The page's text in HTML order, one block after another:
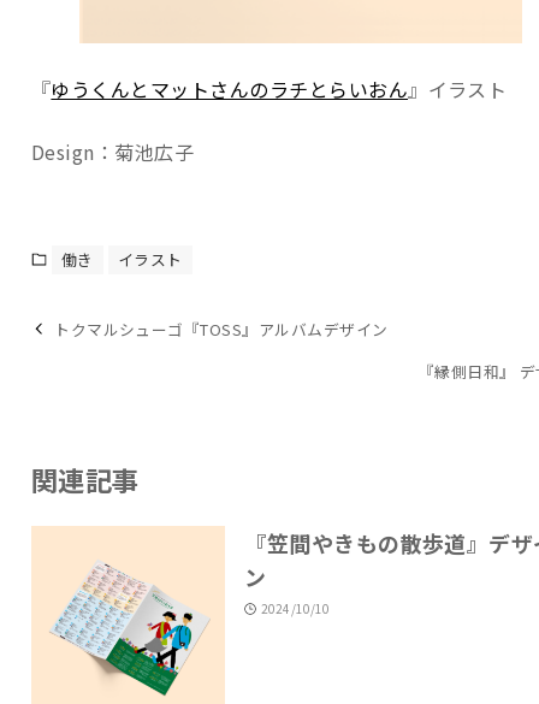
『ゆうくんとマットさんのラチとらいおん』イラスト
Design：菊池広子
働き イラスト
トクマルシューゴ『TOSS』アルバムデザイン
『縁側日和』
関連記事
『笠間やきもの散歩道』デ
ン
2024/10/10